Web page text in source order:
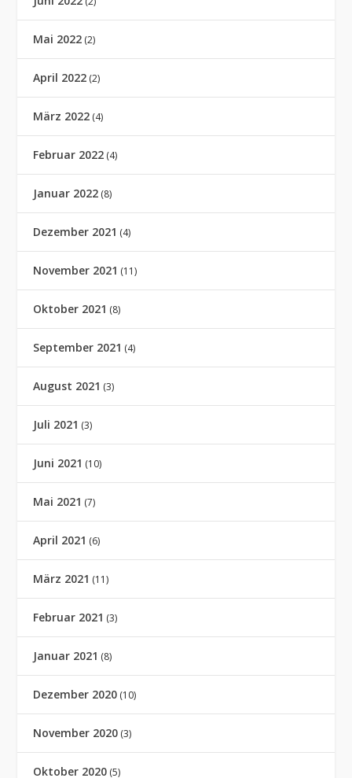
Mai 2022 (2)
April 2022 (2)
März 2022 (4)
Februar 2022 (4)
Januar 2022 (8)
Dezember 2021 (4)
November 2021 (11)
Oktober 2021 (8)
September 2021 (4)
August 2021 (3)
Juli 2021 (3)
Juni 2021 (10)
Mai 2021 (7)
April 2021 (6)
März 2021 (11)
Februar 2021 (3)
Januar 2021 (8)
Dezember 2020 (10)
November 2020 (3)
Oktober 2020 (5)